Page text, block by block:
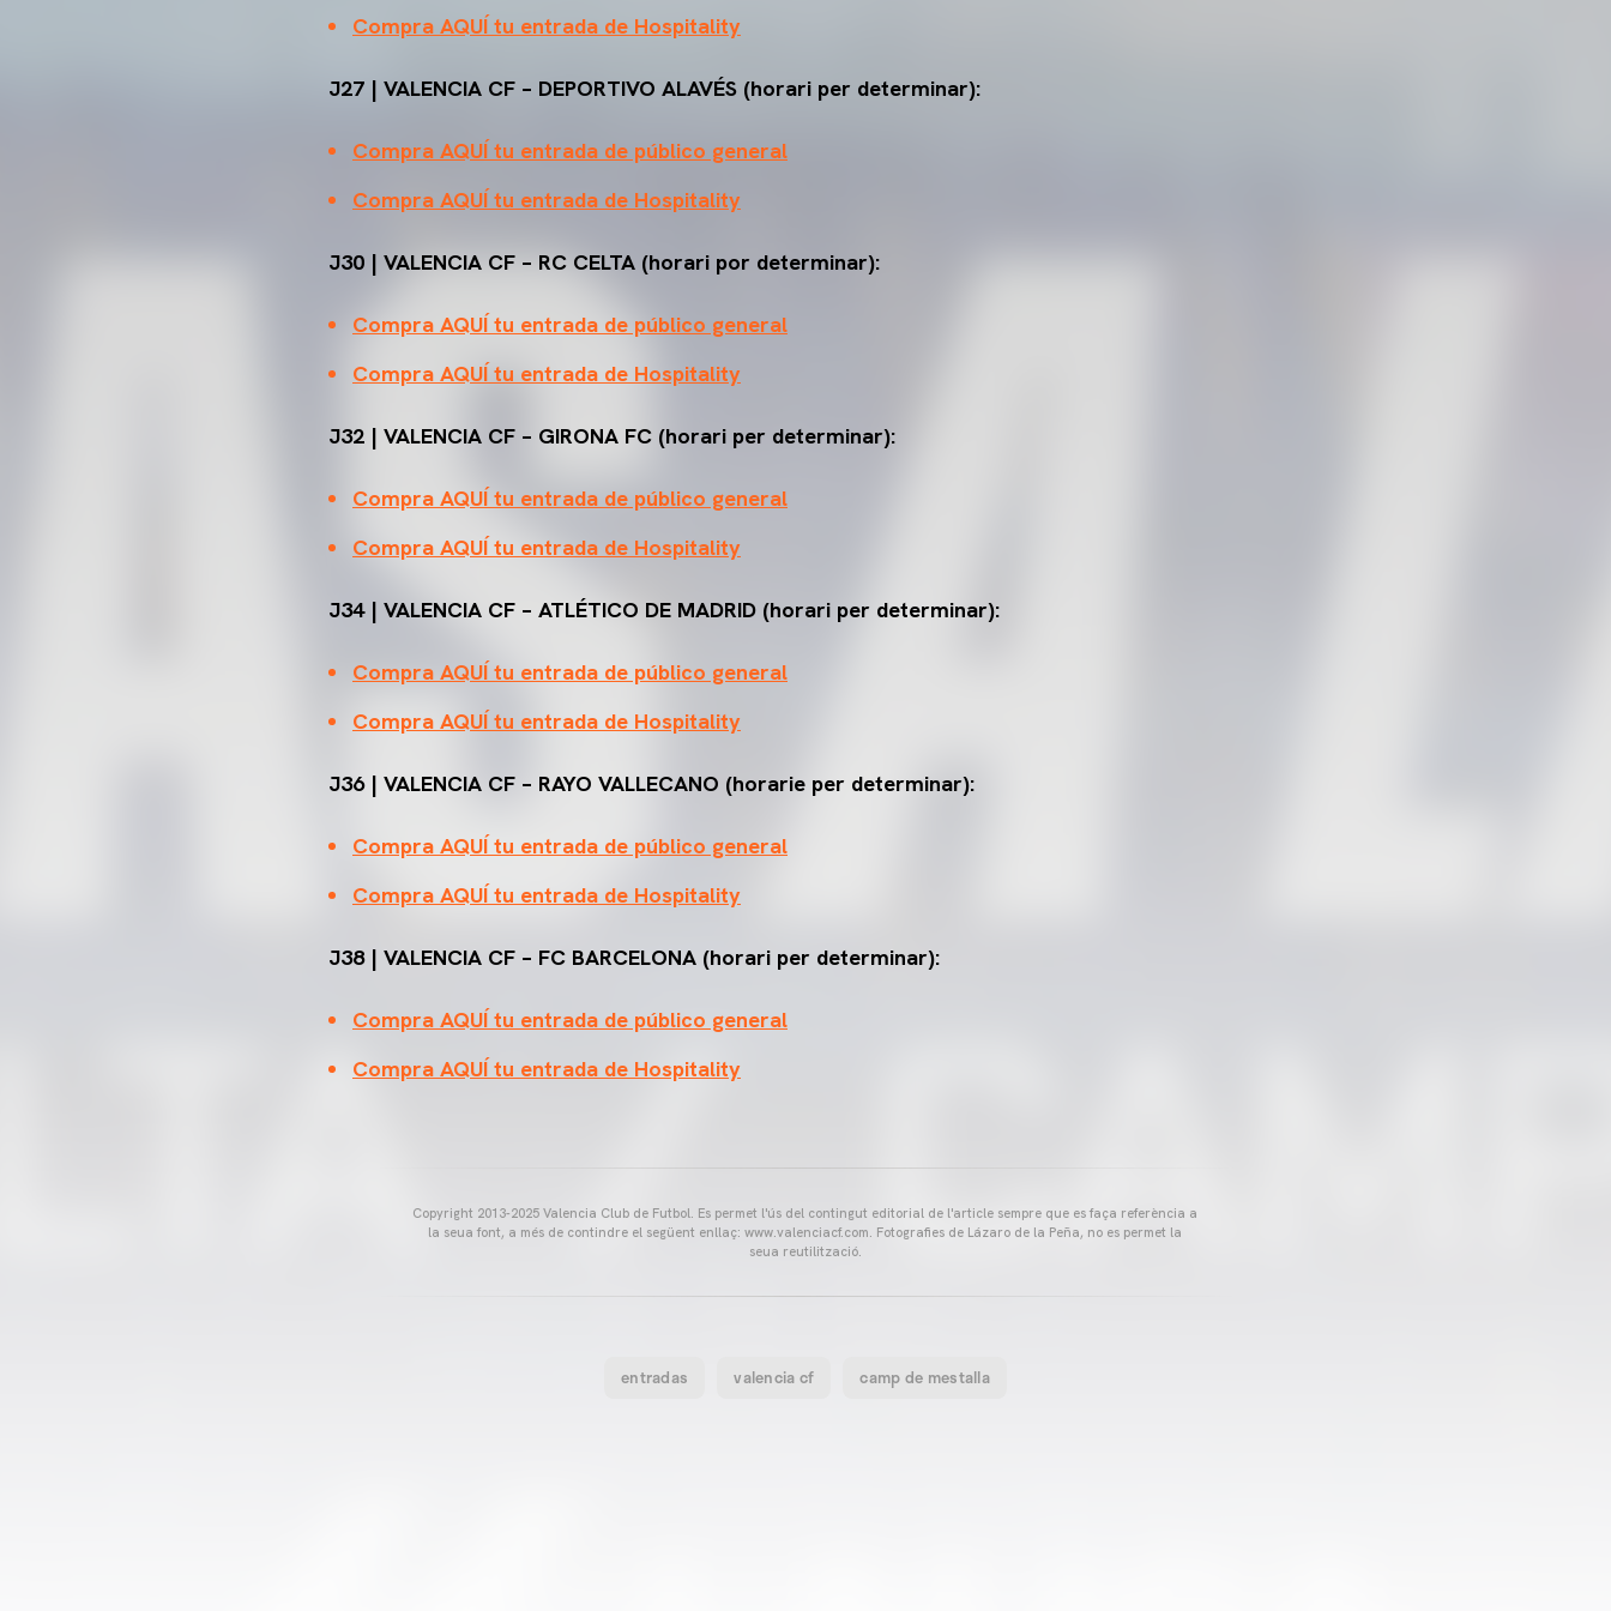
Compra AQUÍ tu entrada de Hospitality
J27 | VALENCIA CF – DEPORTIVO ALAVÉS (horari per determinar):
Compra AQUÍ tu entrada de público general
Compra AQUÍ tu entrada de Hospitality
J30 | VALENCIA CF – RC CELTA (horari por determinar):
Compra AQUÍ tu entrada de público general
Compra AQUÍ tu entrada de Hospitality
J32 | VALENCIA CF – GIRONA FC (horari per determinar):
Compra AQUÍ tu entrada de público general
Compra AQUÍ tu entrada de Hospitality
J34 | VALENCIA CF – ATLÉTICO DE MADRID (horari per determinar):
Compra AQUÍ tu entrada de público general
Compra AQUÍ tu entrada de Hospitality
J36 | VALENCIA CF – RAYO VALLECANO (horarie per determinar):
Compra AQUÍ tu entrada de público general
Compra AQUÍ tu entrada de Hospitality
J38 | VALENCIA CF – FC BARCELONA (horari per determinar):
Compra AQUÍ tu entrada de público general
Compra AQUÍ tu entrada de Hospitality
Copyright 2013-2025 Valencia Club de Futbol. Es permet l'ús del contingut editorial de l'article sempre que es faça referència a
la seua font, a més de contindre el següent enllaç: www.valenciacf.com. Fotografies de Lázaro de la Peña, no es permet la
seua reutilització.
entradas valencia cf camp de mestalla